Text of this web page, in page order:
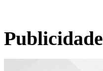
Publicidade